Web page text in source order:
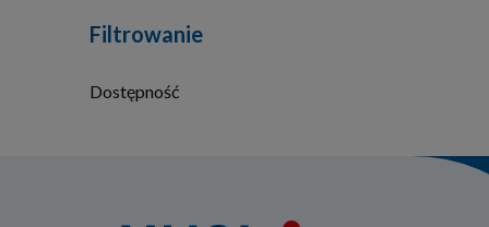
Filtrowanie
Dostępność